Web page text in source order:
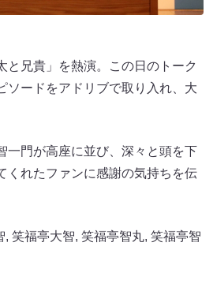
と兄貴」を熱演。この日のトーク
ソードをアドリブで取り入れ、大
一門が高座に並び、深々と頭を下
くれたファンに感謝の気持ちを伝
, 笑福亭大智, 笑福亭智丸, 笑福亭智